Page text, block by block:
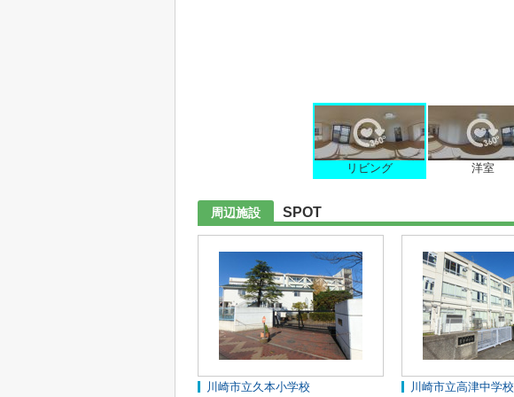
リビング 洋室
周辺施設 SPOT
川崎市立久本小学校 川崎市立高津中学校